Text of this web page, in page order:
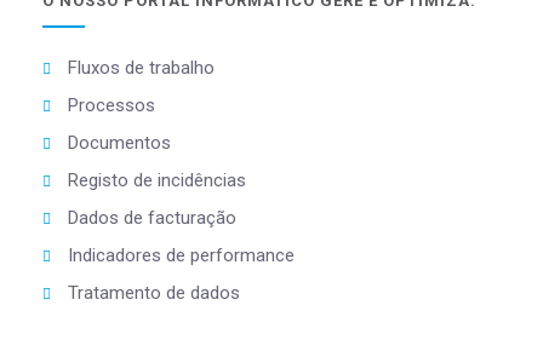
Fluxos de trabalho
Processos
Documentos
Registo de incidências
Dados de facturação
Indicadores de performance
Tratamento de dados